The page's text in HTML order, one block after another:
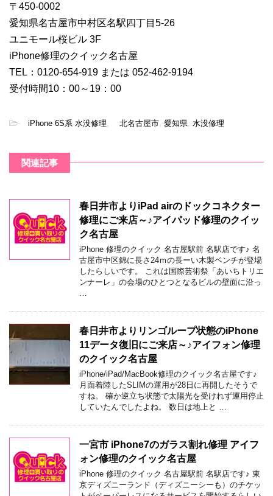
〒450-0002
愛知県名古屋市中村区名駅四丁目5-26
ユニモール桜ビル 3F
iPhone修理のクイック名古屋
TEL：0120-654-919 または 052-462-9194
受付時間10：00～19：00
- iPhone 6S系 水没修理 北名古屋市 愛知県 水没修理
関連記事
春日井市よりiPad airのドックコネクター
修理にご来店～♪アイパッド修理のクイッ
ク名古屋
iPhone 修理のクイック 名古屋駅前 名駅店です♪ 名
古屋市中区錦に長さ24ｍの長ーい木製ベンチが登場
したらしいです。 これは国際芸術祭「あいちトリエ
ンナーレ」の会場のひとつとなるビルの壁面に沿っ
春日井市よりリンゴループ状態のiPhone
11データ復旧にご来店～♪アイフォン修理
のクイック名古屋
iPhone/iPad/MacBook修理のクイック名古屋です♪
月面着陸したSLIMの運用が28日に再開したそうで
すね。 確か逆立ち状態で太陽光を受けれず運用停止
していたんでしたよね。 数日は地上と …
一宮市 iPhone7のガラス割れ修理 アイフ
ォン修理のクイック名古屋
iPhone 修理のクイック 名古屋駅前 名駅店です♪ 東
京ディズニーランド（ディズニーシーも）のチケッ